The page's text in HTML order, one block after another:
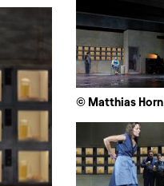
© Matthias Horn